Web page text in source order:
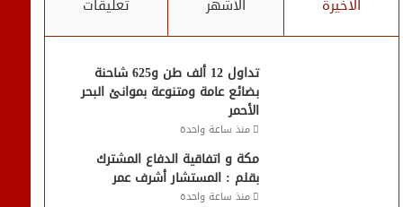
الأخيرة الأشهر تعليقات
تداول 12 ألف طن و625 شاحنة
بضائع عامة ومتنوعة بموانئ البحر
الأحمر
منذ ساعة واحدة
مكة و اتفاقية الدفاع المشترك
بقلم : المستشار أشرف عمر
منذ ساعة واحدة